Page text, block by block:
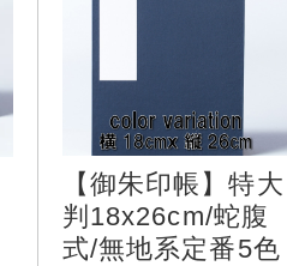
【御朱印帳】特大
判18x26cm/蛇腹
式/無地系定番5色